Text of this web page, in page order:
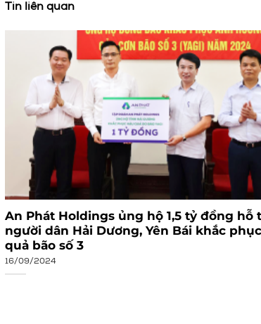
Tin liên quan
An Phát Holdings ủng hộ 1,5 tỷ đồng hỗ
người dân Hải Dương, Yên Bái khắc
quả bão số 3
16/09/2024